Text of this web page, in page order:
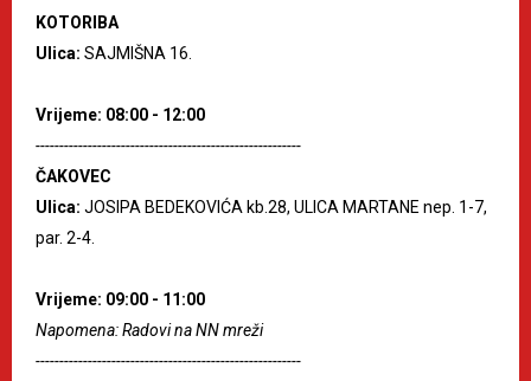
KOTORIBA
Ulica: SAJMIŠNA 16.
Vrijeme: 08:00 - 12:00
--------------------------------------------------------
ČAKOVEC
Ulica: JOSIPA BEDEKOVIĆA kb.28, ULICA MARTANE nep. 1-7,
par. 2-4.
Vrijeme: 09:00 - 11:00
Napomena: Radovi na NN mreži
--------------------------------------------------------